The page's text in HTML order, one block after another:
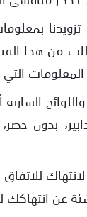
من هذا
التي
بدون
لانتهاك
عن